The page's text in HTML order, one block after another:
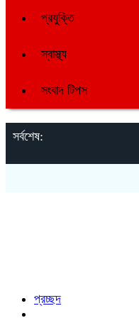
প্রযুক্তি
স্বাস্থ্য
সংবাদ টিপস
সর্বশেষ:
প্রচ্ছদ